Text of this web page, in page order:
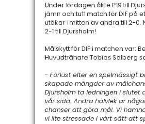
Under lördagen åkte P19 till
jämn och tuff match för DIF på
utökar i mitten av andra till 2-0.
2-1 till Djursholm!
Målskytt för DIF i matchen var:
Huvudtränare Tobias Solberg
- Förlust efter en spelmässigt
skapade mängder av
Djursholm ta ledningen i slutet
vår sida. Andra halvlek är
chanser att göra mål. Vi
vi lite stressade i vårt sätt att